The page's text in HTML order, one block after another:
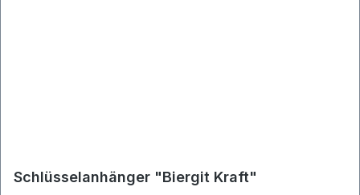
Schlüsselanhänger "Biergit Kraft"